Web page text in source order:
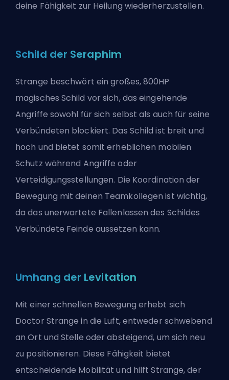
deine Fähigkeit zur Heilung wiederherzustellen.
Schild der Seraphim
Strange beschwört ein großes, 800HP
magisches Schild vor sich, das eingehende
Angriffe sowohl für sich selbst als auch für seine
Verbündeten blockiert. Das Schild ist breit und
hoch und bietet somit erheblichen mobilen
Schutz während Angriffe oder
Verteidigungsstellungen. Die Koordination der
Bewegung mit deinen Teamkollegen ist wichtig,
da das unerwartete Fallenlassen des Schildes
Verbündete Feinde aussetzen kann.
Umhang der Levitation
Mit einer schnellen Bewegung erhebt sich
Doctor Strange in die Luft, entweder schwebend
an Ort und Stelle oder absteigend, um sich neu
zu positionieren. Diese Fähigkeit bietet
entscheidende Mobilität und hilft Strange, der